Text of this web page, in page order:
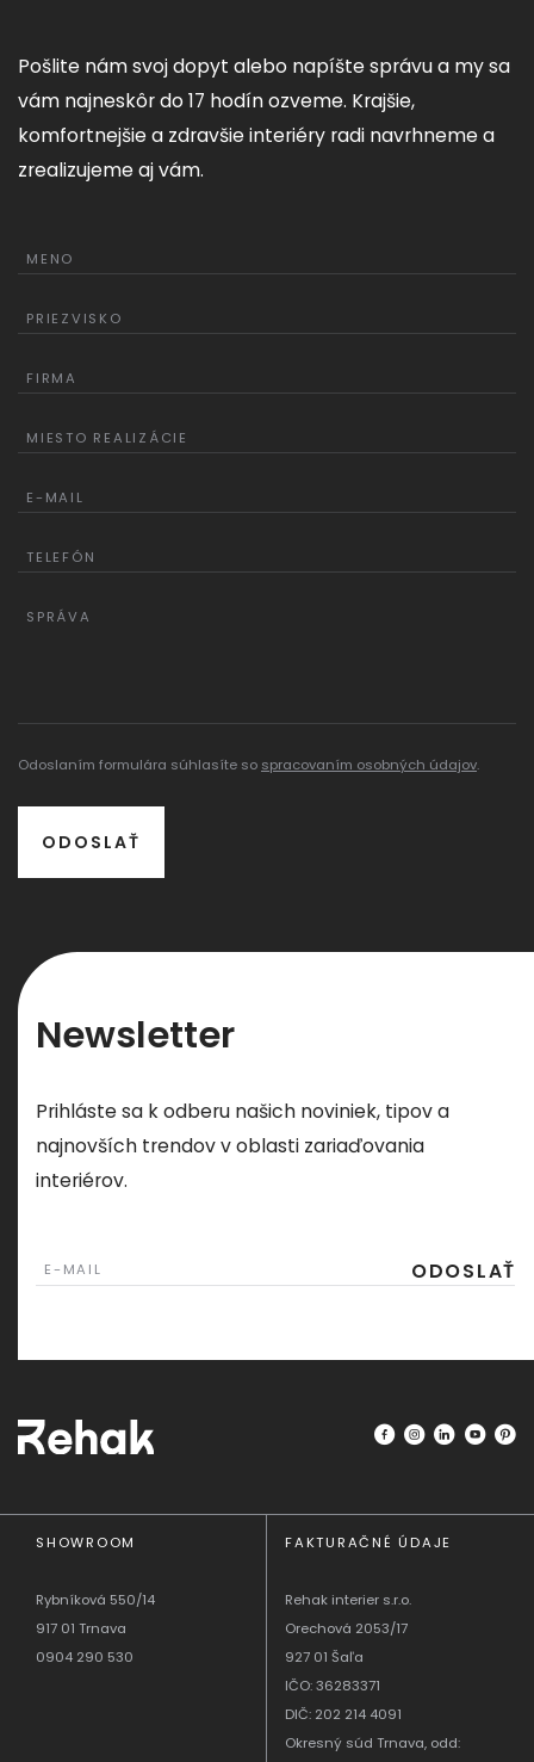
Pošlite nám svoj dopyt alebo napíšte správu a my sa
vám najneskôr do 17 hodín ozveme. Krajšie,
komfortnejšie a zdravšie interiéry radi navrhneme a
zrealizujeme aj vám.
MENO
PRIEZVISKO
FIRMA
MIESTO REALIZÁCIE
E-MAIL
TELEFÓN
SPRÁVA
Odoslaním formulára súhlasíte so spracovaním osobných údajov.
ODOSLAŤ
Newsletter
Prihláste sa k odberu našich noviniek, tipov a
najnovších trendov v oblasti zariaďovania
interiérov.
E-MAIL ODOSLAŤ
SHOWROOM
Rybníková 550/14
917 01 Trnava
0904 290 530
FAKTURAČNÉ ÚDAJE
Rehak interier s.r.o.
Orechová 2053/17
927 01 Šaľa
IČO: 36283371
DIČ: 202 214 4091
Okresný súd Trnava, odd: